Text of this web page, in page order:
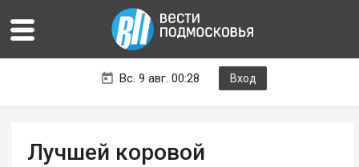
Вс. 9 авг. 00:28 Вход
Лучшей коровой